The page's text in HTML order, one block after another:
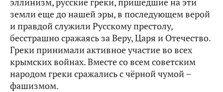
земли еще до нашей эры, в последующем верой
и правдой служили Русскому престолу,
бесстрашно сражаясь за Веру, Царя и Отечество.
Греки принимали активное участие во всех
крымских войнах. Вместе со всем советским
народом греки сражались с чёрной чумой –
фашизмом.